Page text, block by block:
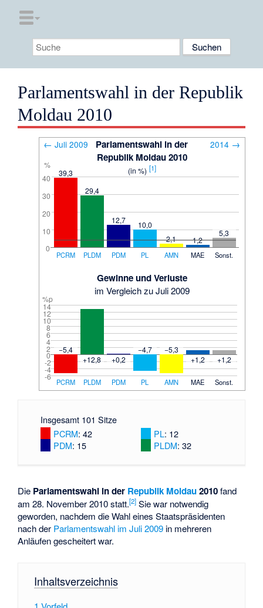
Parlamentswahl in der Republik
Moldau 2010
←Juli 2009
Parlamentswahl in der
Republik Moldau 2010
2014 →
(in %) [1]
%
40
30
20
10
0
39,3
29,4
12,7
10,0
2,1
1,2
5,3
PCRM PLDM PDM PL AMN MAE Sonst.
Gewinne und Verluste
im Vergleich zu Juli 2009
%p
14
12
10
8
6
4
2
0
-2
-4
-6
−5,4
+12,8
+0,2
−4,7
−5,3
+1,2
+1,2
PCRM PLDM PDM PL AMN MAE Sonst.
Insgesamt 101 Sitze
PCRM: 42
PDM: 15
PL: 12
PLDM: 32
Die Parlamentswahl in der Republik Moldau2010fand
am 28. November 2010 statt.[2] Sie war notwendig
geworden, nachdem die Wahl eines Staatspräsidenten
nach der Parlamentswahl im Juli 2009 in mehreren
Anläufen gescheitert war.
Inhaltsverzeichnis